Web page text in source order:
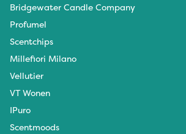
Bridgewater Candle Company
Profumel
Scentchips
Millefiori Milano
Vellutier
VT Wonen
IPuro
Scentmoods